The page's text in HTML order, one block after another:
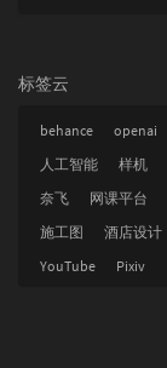
标签云
behance openai
人工智能
样机
奈飞
网课平台
施工图
酒店设计
YouTube
Pixiv